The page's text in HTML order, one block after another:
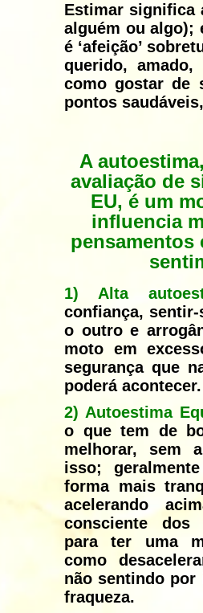
Estimar significa
alguém ou algo);
é ‘afeição’
querido,
como gostar de
pontos
A
avaliação de
EU, é um
influencia
pensamentos
1) Alta
confiança,
o outro e
moto em
segurança que
poderá acontecer.
2) Autoestima
o que tem de
melhorar, sem
isso;
forma mais
acelerando
consciente dos
para ter uma
como
não sentindo
fraqueza.